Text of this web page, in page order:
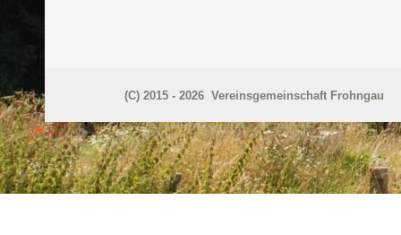
(C) 2015 - 2026 Vereinsgemeinschaft Frohngau